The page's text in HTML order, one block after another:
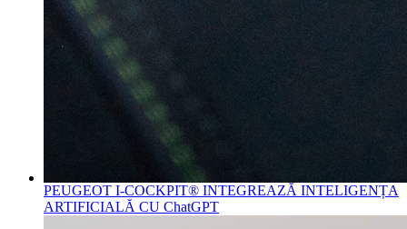
PEUGEOT I-COCKPIT® INTEGREAZĂ INTELIGENȚA
ARTIFICIALĂ CU ChatGPT